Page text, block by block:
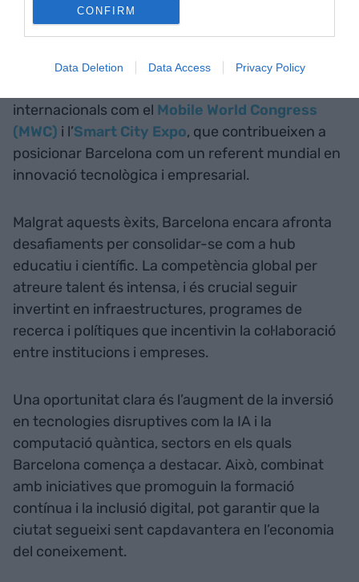
CONFIRM
Data Deletion Data Access Privacy Policy
Congress 2024 | EP
internacionals com el Mobile World Congress
(MWC) i l’Smart City Expo, que contribueixen a
posicionar Barcelona com un referent mundial en
innovació tecnològica i empresarial.
Malgrat aquests èxits, Barcelona encara afronta
desafiaments per consolidar-se com a hub
educatiu i científic. La competència global per
atreure talent és intensa, i és crucial seguir
invertint en infraestructures, programes de
recerca i polítiques que incentivin la col·laboració
entre institucions i empreses.
Una oportunitat clara és l’augment de la inversió
en tecnologies disruptives com la IA i la
computació quàntica, sectors en els quals
Barcelona comença a destacar. Això, combinat
amb iniciatives que promoguin la formació
contínua i la inclusió digital, pot garantir que la
ciutat segueixi sent capdavantera en l’economia
del coneixement.